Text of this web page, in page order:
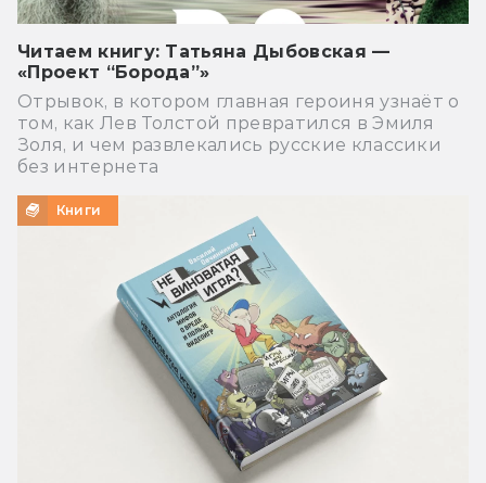
Читаем книгу: Татьяна Дыбовская —
«Проект “Борода”»
Отрывок, в котором главная героиня узнаёт о
том, как Лев Толстой превратился в Эмиля
Золя, и чем развлекались русские классики
без интернета
Книги